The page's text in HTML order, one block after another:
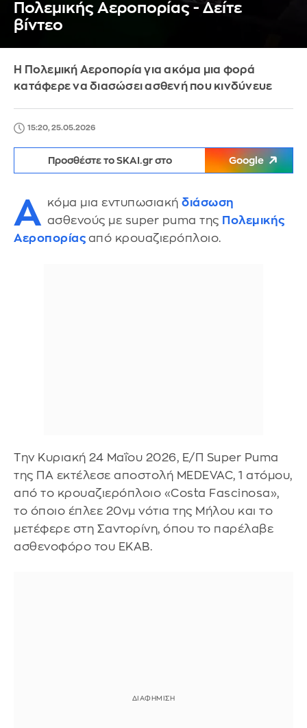
Πολεμικής Αεροπορίας - Δείτε
βίντεο
Η Πολεμική Αεροπορία για ακόμα μια φορά
κατάφερε να διασώσει ασθενή που κινδύνευε
15:20, 25.05.2026
Προσθέστε το SKAI.gr στο Google
Α κόμα μια εντυπωσιακή διάσωση
ασθενούς με super puma της Πολεμικής
Αεροπορίας από κρουαζιερόπλοιο.
Την Κυριακή 24 Μαΐου 2026, Ε/Π Super Puma
της ΠΑ εκτέλεσε αποστολή MEDEVAC, 1 ατόμου,
από το κρουαζιερόπλοιο «Costa Fascinosa»,
το όποιο έπλεε 20νμ νότια της Μήλου και το
μετέφερε στη Σαντορίνη, όπου το παρέλαβε
ασθενοφόρο του ΕΚΑΒ.